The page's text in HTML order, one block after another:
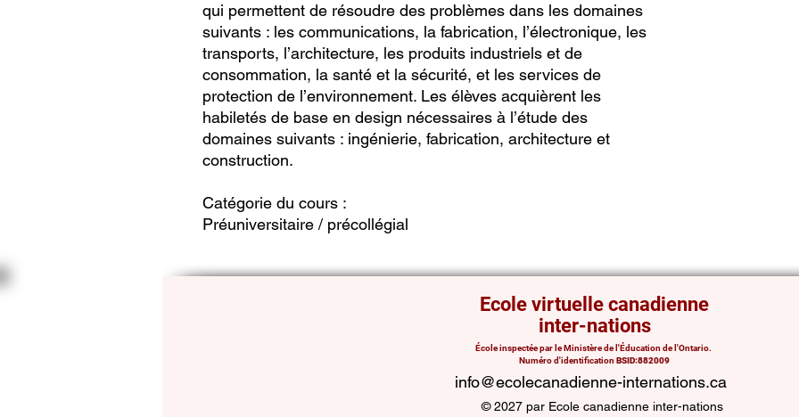
qui permettent de résoudre des problèmes dans les domaines
suivants : les communications, la fabrication, l’électronique, les
transports, l’architecture, les produits industriels et de
consommation, la santé et la sécurité, et les services de
protection de l’environnement. Les élèves acquièrent les
habiletés de base en design nécessaires à l’étude des
domaines suivants : ingénierie, fabrication, architecture et
construction.
Catégorie du cours :
Préuniversitaire / précollégial
Ecole virtuelle canadienne
inter-nations
École inspectée par le Ministère de l'Éducation de l'Ontario.
Numéro d'identification BSID:882009
info@ecolecanadienne-internations.ca
© 2027 par Ecole canadienne inter-nations